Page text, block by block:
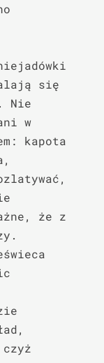
się
Nie
w
kapota
że z